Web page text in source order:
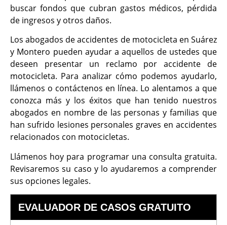
buscar fondos que cubran gastos médicos, pérdida
de ingresos y otros daños.
Los abogados de accidentes de motocicleta en Suárez
y Montero pueden ayudar a aquellos de ustedes que
deseen presentar un reclamo por accidente de
motocicleta. Para analizar cómo podemos ayudarlo,
llámenos o contáctenos en línea. Lo alentamos a que
conozca más y los éxitos que han tenido nuestros
abogados en nombre de las personas y familias que
han sufrido lesiones personales graves en accidentes
relacionados con motocicletas.
Llámenos hoy para programar una consulta gratuita.
Revisaremos su caso y lo ayudaremos a comprender
sus opciones legales.
EVALUADOR DE CASOS GRATUITO